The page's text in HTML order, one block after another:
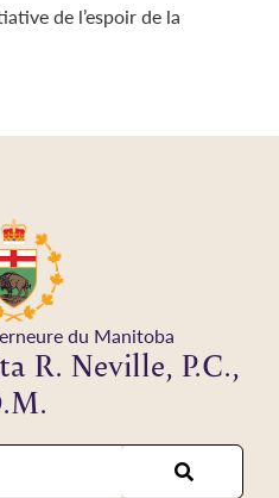
de l’espoir de la
du Manitoba
R. Neville, P.C.,